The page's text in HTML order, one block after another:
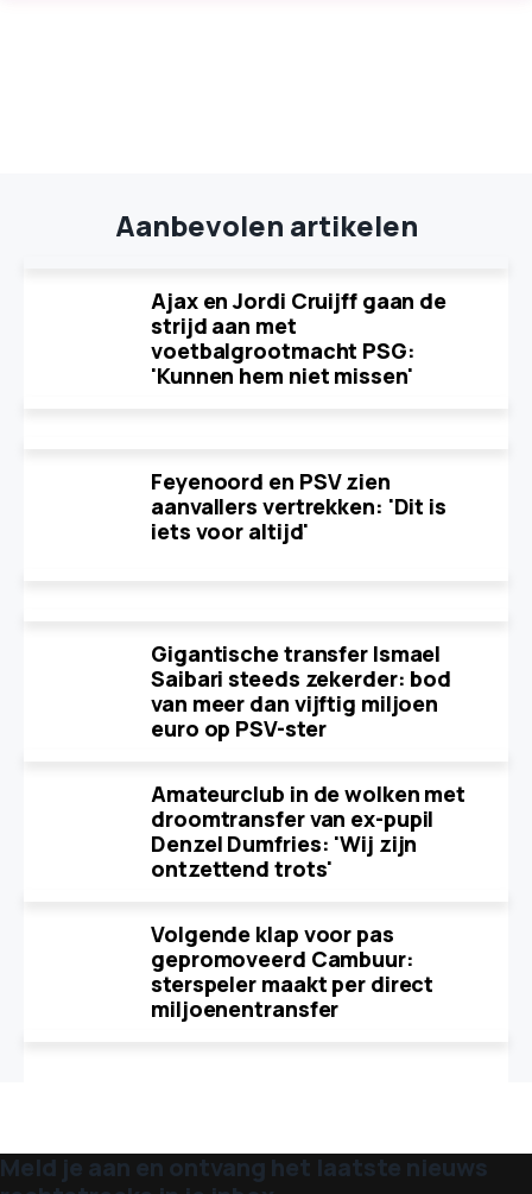
Aanbevolen artikelen
Ajax en Jordi Cruijff gaan de
strijd aan met
voetbalgrootmacht PSG:
'Kunnen hem niet missen'
Feyenoord en PSV zien
aanvallers vertrekken: 'Dit is
iets voor altijd'
Gigantische transfer Ismael
Saibari steeds zekerder: bod
van meer dan vijftig miljoen
euro op PSV-ster
Amateurclub in de wolken met
droomtransfer van ex-pupil
Denzel Dumfries: 'Wij zijn
ontzettend trots'
Volgende klap voor pas
gepromoveerd Cambuur:
sterspeler maakt per direct
miljoenentransfer
Meld je aan en ontvang het laatste nieuws